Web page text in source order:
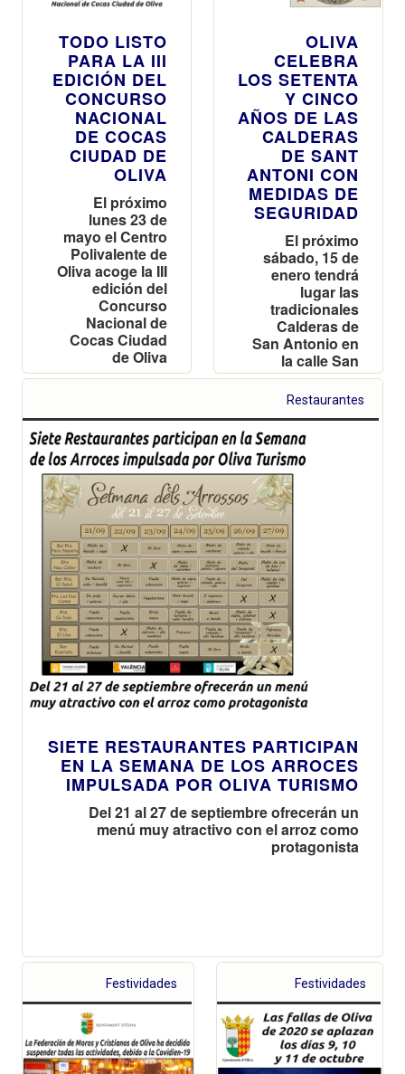
TODO LISTO
PARA LA III
EDICIÓN DEL
CONCURSO
NACIONAL
DE COCAS
CIUDAD DE
OLIVA
El próximo
lunes 23 de
mayo el Centro
Polivalente de
Oliva acoge la III
edición del
Concurso
Nacional de
Cocas Ciudad
de Oliva
OLIVA
CELEBRA
LOS SETENTA
Y CINCO
AÑOS DE LAS
CALDERAS
DE SANT
ANTONI CON
MEDIDAS DE
SEGURIDAD
El próximo
sábado, 15 de
enero tendrá
lugar las
tradicionales
Calderas de
San Antonio en
la calle San
Vicente, a partir
de las 13 horas
Restaurantes
SIETE RESTAURANTES PARTICIPAN
EN LA SEMANA DE LOS ARROCES
IMPULSADA POR OLIVA TURISMO
Del 21 al 27 de septiembre ofrecerán un
menú muy atractivo con el arroz como
protagonista
Festividades Festividades